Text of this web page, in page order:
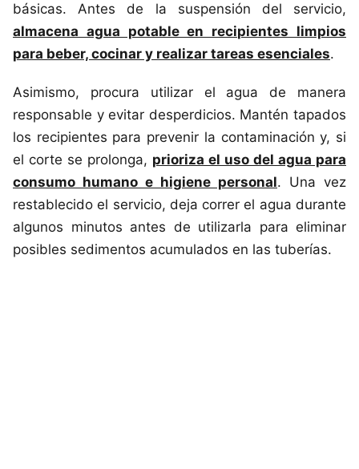
básicas. Antes de la suspensión del servicio,
almacena agua potable en recipientes limpios
para beber, cocinar y realizar tareas esenciales.
Asimismo, procura utilizar el agua de manera
responsable y evitar desperdicios. Mantén tapados
los recipientes para prevenir la contaminación y, si
el corte se prolonga, prioriza el uso del agua para
consumo humano e higiene personal. Una vez
restablecido el servicio, deja correr el agua durante
algunos minutos antes de utilizarla para eliminar
posibles sedimentos acumulados en las tuberías.